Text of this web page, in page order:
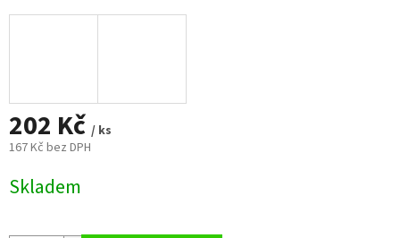
202 Kč / ks
167 Kč bez DPH
cena:
Skladem